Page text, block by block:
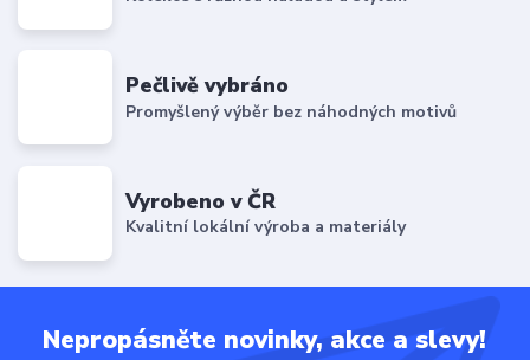
Pečlivě vybráno
Promyšlený výběr bez náhodných motivů
Vyrobeno v ČR
Kvalitní lokální výroba a materiály
Nepropásněte novinky, akce a slevy!